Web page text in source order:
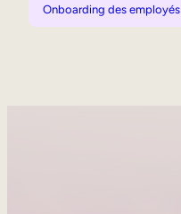
Onboarding des employés